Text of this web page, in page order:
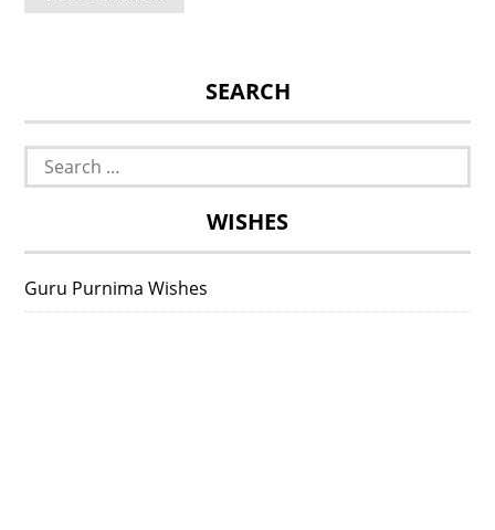
SEARCH
Search
for:
WISHES
Guru Purnima Wishes